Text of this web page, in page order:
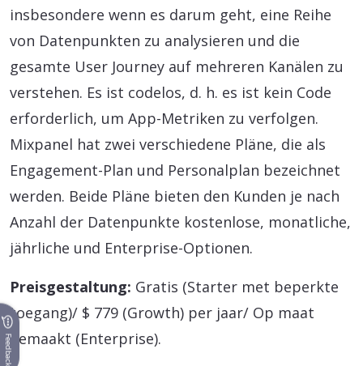
insbesondere wenn es darum geht, eine Reihe
von Datenpunkten zu analysieren und die
gesamte User Journey auf mehreren Kanälen zu
verstehen. Es ist codelos, d. h. es ist kein Code
erforderlich, um App-Metriken zu verfolgen.
Mixpanel hat zwei verschiedene Pläne, die als
Engagement-Plan und Personalplan bezeichnet
werden. Beide Pläne bieten den Kunden je nach
Anzahl der Datenpunkte kostenlose, monatliche,
jährliche und Enterprise-Optionen.
Preisgestaltung: Gratis (Starter met beperkte
toegang)/ $ 779 (Growth) per jaar/ Op maat
gemaakt (Enterprise).
Feedback